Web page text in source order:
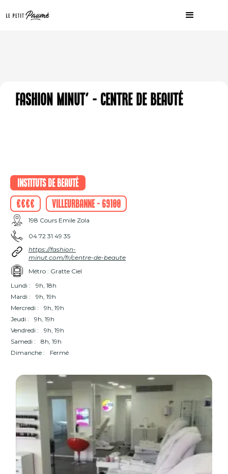
Fashion Minut' - Centre de beauté
Instituts de beauté
€€€€
Villeurbanne - 69100
198 Cours Emile Zola
04 72 31 49 35
https://fashion-
minut.com/fr/centre-de-beaute
Métro : Gratte Ciel
Lundi :
9h, 18h
Mardi :
9h, 19h
Mercredi :
9h, 19h
Jeudi :
9h, 19h
Vendredi :
9h, 19h
Samedi :
8h, 19h
Dimanche :
Fermé